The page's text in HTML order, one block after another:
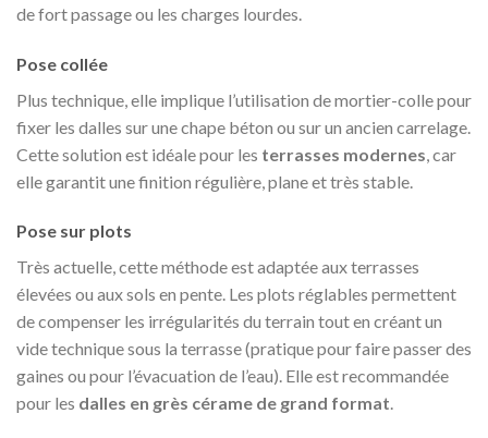
de fort passage ou les charges lourdes.
Pose collée
Plus technique, elle implique l’utilisation de mortier-colle pour
fixer les dalles sur une chape béton ou sur un ancien carrelage.
Cette solution est idéale pour les terrasses modernes , car
elle garantit une finition régulière, plane et très stable.
Pose sur plots
Très actuelle, cette méthode est adaptée aux terrasses
élevées ou aux sols en pente. Les plots réglables permettent
de compenser les irrégularités du terrain tout en créant un
vide technique sous la terrasse (pratique pour faire passer des
gaines ou pour l’évacuation de l’eau). Elle est recommandée
pour les dalles en grès cérame de grand format.